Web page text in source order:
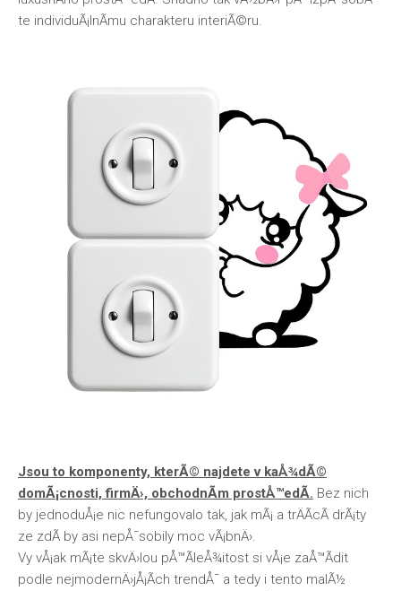
te individuÃ¡lnÃ­mu charakteru interiÃ©ru.
Jsou to komponenty, kterÃ© najdete v kaÅ¾dÃ©
domÃ¡cnosti, firmÄ›, obchodnÃ­m prostÅ™edÃ­. Bez nich
by jednoduÅ¡e nic nefungovalo tak, jak mÃ¡ a trÄÃ­cÃ­ drÃ¡ty
ze zdÃ­ by asi nepÅ¯sobily moc vÃ¡bnÄ›.
Vy vÅ¡ak mÃ¡te skvÄ›lou pÅ™Ã­leÅ¾itost si vÅ¡e zaÅ™Ã­dit
podle nejmodernÄ›jÅ¡Ã­ch trendÅ¯ a tedy i tento malÃ½